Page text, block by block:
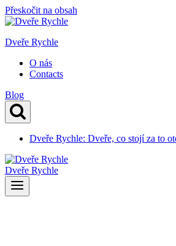
Přeskočit na obsah
Dveře Rychle
O nás
Contacts
Blog
Dveře Rychle: Dveře, co stojí za to
Dveře Rychle